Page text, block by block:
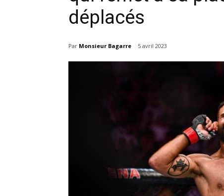
déplacés
Par Monsieur Bagarre 5 avril 2023